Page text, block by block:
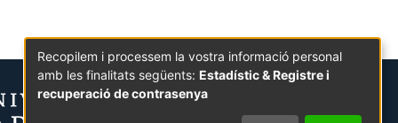
Recopilem i processem la vostra informació personal
amb les finalitats següents: Estadístic & Registre i
recuperació de contrasenya